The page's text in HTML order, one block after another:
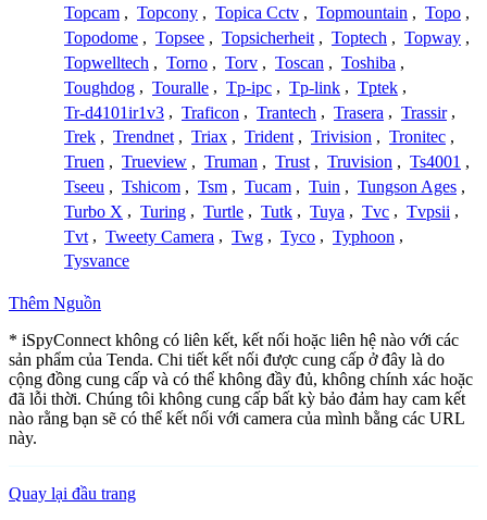
Topcam , Topcony , Topica Cctv , Topmountain , Topo ,
Topodome , Topsee , Topsicherheit , Toptech , Topway ,
Topwelltech , Torno , Torv , Toscan , Toshiba ,
Toughdog , Touralle , Tp-ipc , Tp-link , Tptek ,
Tr-d4101ir1v3 , Traficon , Trantech , Trasera , Trassir ,
Trek , Trendnet , Triax , Trident , Trivision , Tronitec ,
Truen , Trueview , Truman , Trust , Truvision , Ts4001 ,
Tseeu , Tshicom , Tsm , Tucam , Tuin , Tungson Ages ,
Turbo X , Turing , Turtle , Tutk , Tuya , Tvc , Tvpsii ,
Tvt , Tweety Camera , Twg , Tyco , Typhoon ,
Tysvance
Thêm Nguồn
* iSpyConnect không có liên kết, kết nối hoặc liên hệ nào với các
sản phẩm của Tenda. Chi tiết kết nối được cung cấp ở đây là do
cộng đồng cung cấp và có thể không đầy đủ, không chính xác hoặc
đã lỗi thời. Chúng tôi không cung cấp bất kỳ bảo đảm hay cam kết
nào rằng bạn sẽ có thể kết nối với camera của mình bằng các URL
này.
Quay lại đầu trang